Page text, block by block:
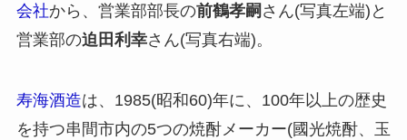
会社から、営業部部長の前鶴孝嗣 さん(写真左端)と
営業部の迫田利幸さん(写真右端)。
寿海酒造は、1985(昭和60)年に、100年以上の歴史
を持つ串間市内の5つの焼酎メーカー(國光焼酎、玉